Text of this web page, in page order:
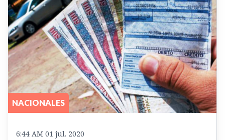
NACIONALES
6:44 AM 01 jul. 2020